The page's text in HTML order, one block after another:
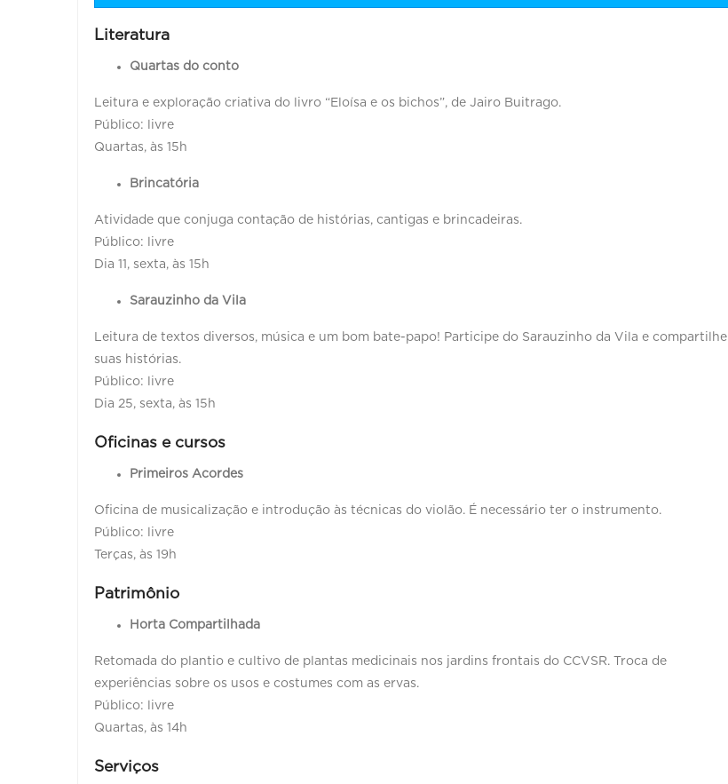
Literatura
Quartas do conto
Leitura e exploração criativa do livro “Eloísa e os bichos”, de Jairo Buitrago.
Público: livre
Quartas, às 15h
Brincatória
Atividade que conjuga contação de histórias, cantigas e brincadeiras.
Público: livre
Dia 11, sexta, às 15h
Sarauzinho da Vila
Leitura de textos diversos, música e um bom bate-papo! Participe do Sarauzinho da Vila e compartilhe
suas histórias.
Público: livre
Dia 25, sexta, às 15h
Oficinas e cursos
Primeiros Acordes
Oficina de musicalização e introdução às técnicas do violão. É necessário ter o instrumento.
Público: livre
Terças, às 19h
Patrimônio
Horta Compartilhada
Retomada do plantio e cultivo de plantas medicinais nos jardins frontais do CCVSR. Troca de
experiências sobre os usos e costumes com as ervas.
Público: livre
Quartas, às 14h
Serviços